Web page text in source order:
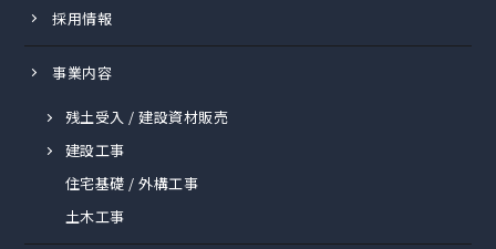
採用情報
事業内容
残土受入 / 建設資材販売
建設工事
住宅基礎 / 外構工事
土木工事